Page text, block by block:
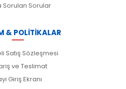
Sorulan Sorular
& POLİTİKALAR
Satış Sözleşmesi
ve Teslimat
Giriş Ekranı